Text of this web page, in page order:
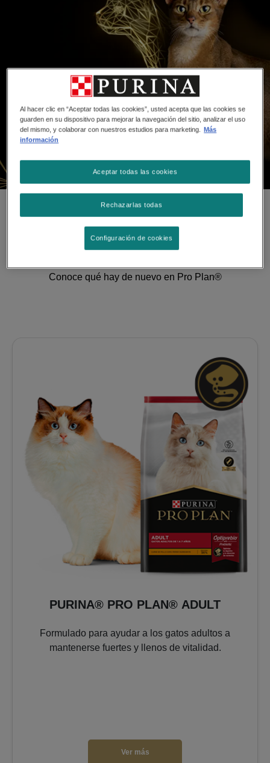
Comida para gatos Purina®
Pro Plan® gatos Alimento
húmedo
Conoce qué hay de nuevo en Pro Plan®
PRO PLAN® ADULT
ayudar a los gatos adultos a
fuertes y llenos de vitalidad.
PURINA®
Ayuda a
mejorar la
Al hacer clic en “Aceptar todas las cookies”, usted acepta que las cookies se
guarden en su dispositivo para mejorar la navegación del sitio, analizar el uso
del mismo, y colaborar con nuestros estudios para marketing.
Más
información
Rechazarlas todas
Aceptar todas las cookies
Configuración de cookies